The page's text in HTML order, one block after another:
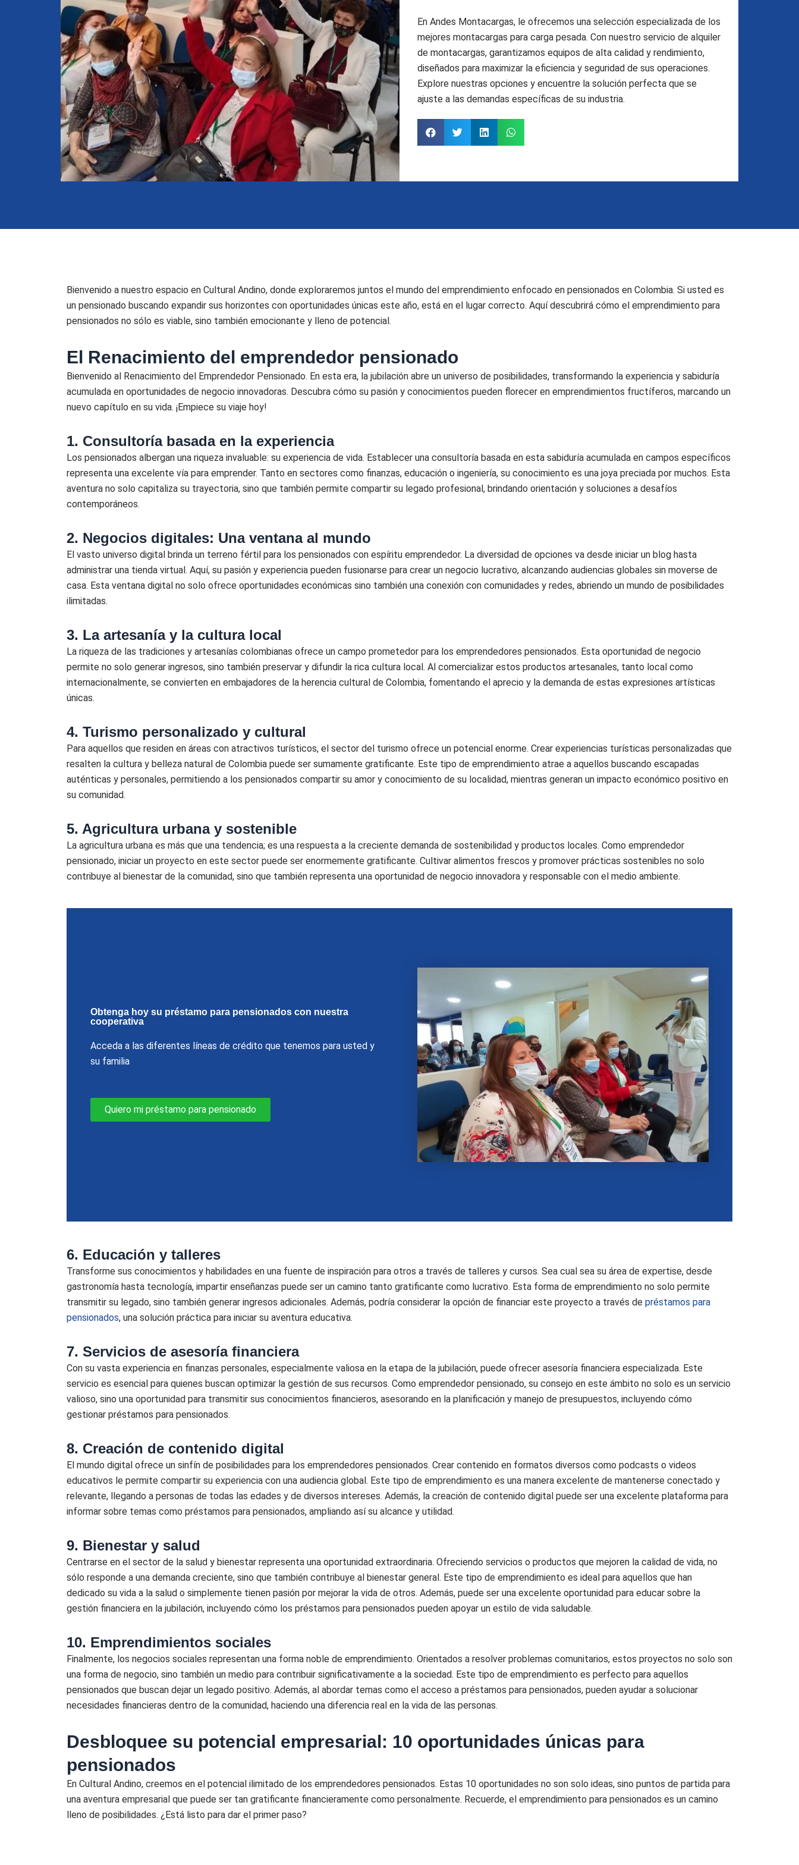
En Andes Montacargas, le ofrecemos una selección especializada de los
mejores montacargas para carga pesada. Con nuestro servicio de alquiler
de montacargas, garantizamos equipos de alta calidad y rendimiento,
diseñados para maximizar la eficiencia y seguridad de sus operaciones.
Explore nuestras opciones y encuentre la solución perfecta que se
ajuste a las demandas específicas de su industria.
Bienvenido a nuestro espacio en Cultural Andino, donde exploraremos juntos el mundo del emprendimiento enfocado en pensionados en Colombia. Si usted es
un pensionado buscando expandir sus horizontes con oportunidades únicas este año, está en el lugar correcto. Aquí descubrirá cómo el emprendimiento para
pensionados no sólo es viable, sino también emocionante y lleno de potencial.
El Renacimiento del emprendedor pensionado
Bienvenido al Renacimiento del Emprendedor Pensionado. En esta era, la jubilación abre un universo de posibilidades, transformando la experiencia y sabiduría
acumulada en oportunidades de negocio innovadoras. Descubra cómo su pasión y conocimientos pueden florecer en emprendimientos fructíferos, marcando un
nuevo capítulo en su vida. ¡Empiece su viaje hoy!
1. Consultoría basada en la experiencia
Los pensionados albergan una riqueza invaluable: su experiencia de vida. Establecer una consultoría basada en esta sabiduría acumulada en campos específicos
representa una excelente vía para emprender. Tanto en sectores como finanzas, educación o ingeniería, su conocimiento es una joya preciada por muchos. Esta
aventura no solo capitaliza su trayectoria, sino que también permite compartir su legado profesional, brindando orientación y soluciones a desafíos
contemporáneos.
2. Negocios digitales: Una ventana al mundo
El vasto universo digital brinda un terreno fértil para los pensionados con espíritu emprendedor. La diversidad de opciones va desde iniciar un blog hasta
administrar una tienda virtual. Aquí, su pasión y experiencia pueden fusionarse para crear un negocio lucrativo, alcanzando audiencias globales sin moverse de
casa. Esta ventana digital no solo ofrece oportunidades económicas sino también una conexión con comunidades y redes, abriendo un mundo de posibilidades
ilimitadas.
3. La artesanía y la cultura local
La riqueza de las tradiciones y artesanías colombianas ofrece un campo prometedor para los emprendedores pensionados. Esta oportunidad de negocio
permite no solo generar ingresos, sino también preservar y difundir la rica cultura local. Al comercializar estos productos artesanales, tanto local como
internacionalmente, se convierten en embajadores de la herencia cultural de Colombia, fomentando el aprecio y la demanda de estas expresiones artísticas
únicas.
4. Turismo personalizado y cultural
Para aquellos que residen en áreas con atractivos turísticos, el sector del turismo ofrece un potencial enorme. Crear experiencias turísticas personalizadas que
resalten la cultura y belleza natural de Colombia puede ser sumamente gratificante. Este tipo de emprendimiento atrae a aquellos buscando escapadas
auténticas y personales, permitiendo a los pensionados compartir su amor y conocimiento de su localidad, mientras generan un impacto económico positivo en
su comunidad.
5. Agricultura urbana y sostenible
La agricultura urbana es más que una tendencia; es una respuesta a la creciente demanda de sostenibilidad y productos locales. Como emprendedor
pensionado, iniciar un proyecto en este sector puede ser enormemente gratificante. Cultivar alimentos frescos y promover prácticas sostenibles no solo
contribuye al bienestar de la comunidad, sino que también representa una oportunidad de negocio innovadora y responsable con el medio ambiente.
Obtenga hoy su préstamo para pensionados con nuestra
cooperativa
Acceda a las diferentes líneas de crédito que tenemos para usted y
su familia
Quiero mi préstamo para pensionado
6. Educación y talleres
Transforme sus conocimientos y habilidades en una fuente de inspiración para otros a través de talleres y cursos. Sea cual sea su área de expertise, desde
gastronomía hasta tecnología, impartir enseñanzas puede ser un camino tanto gratificante como lucrativo. Esta forma de emprendimiento no solo permite
transmitir su legado, sino también generar ingresos adicionales. Además, podría considerar la opción de financiar este proyecto a través de préstamos para
pensionados, una solución práctica para iniciar su aventura educativa.
7. Servicios de asesoría financiera
Con su vasta experiencia en finanzas personales, especialmente valiosa en la etapa de la jubilación, puede ofrecer asesoría financiera especializada. Este
servicio es esencial para quienes buscan optimizar la gestión de sus recursos. Como emprendedor pensionado, su consejo en este ámbito no solo es un servicio
valioso, sino una oportunidad para transmitir sus conocimientos financieros, asesorando en la planificación y manejo de presupuestos, incluyendo cómo
gestionar préstamos para pensionados.
8. Creación de contenido digital
El mundo digital ofrece un sinfín de posibilidades para los emprendedores pensionados. Crear contenido en formatos diversos como podcasts o videos
educativos le permite compartir su experiencia con una audiencia global. Este tipo de emprendimiento es una manera excelente de mantenerse conectado y
relevante, llegando a personas de todas las edades y de diversos intereses. Además, la creación de contenido digital puede ser una excelente plataforma para
informar sobre temas como préstamos para pensionados, ampliando así su alcance y utilidad.
9. Bienestar y salud
Centrarse en el sector de la salud y bienestar representa una oportunidad extraordinaria. Ofreciendo servicios o productos que mejoren la calidad de vida, no
sólo responde a una demanda creciente, sino que también contribuye al bienestar general. Este tipo de emprendimiento es ideal para aquellos que han
dedicado su vida a la salud o simplemente tienen pasión por mejorar la vida de otros. Además, puede ser una excelente oportunidad para educar sobre la
gestión financiera en la jubilación, incluyendo cómo los préstamos para pensionados pueden apoyar un estilo de vida saludable.
10. Emprendimientos sociales
Finalmente, los negocios sociales representan una forma noble de emprendimiento. Orientados a resolver problemas comunitarios, estos proyectos no solo son
una forma de negocio, sino también un medio para contribuir significativamente a la sociedad. Este tipo de emprendimiento es perfecto para aquellos
pensionados que buscan dejar un legado positivo. Además, al abordar temas como el acceso a préstamos para pensionados, pueden ayudar a solucionar
necesidades financieras dentro de la comunidad, haciendo una diferencia real en la vida de las personas.
Desbloquee su potencial empresarial: 10 oportunidades únicas para
pensionados
En Cultural Andino, creemos en el potencial ilimitado de los emprendedores pensionados. Estas 10 oportunidades no son solo ideas, sino puntos de partida para
una aventura empresarial que puede ser tan gratificante financieramente como personalmente. Recuerde, el emprendimiento para pensionados es un camino
lleno de posibilidades. ¿Está listo para dar el primer paso?